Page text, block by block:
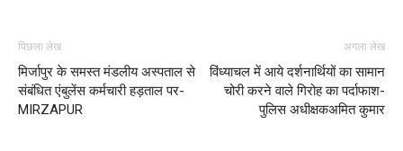
पिछला लेख
मिर्जापुर के समस्त मंडलीय अस्पताल से
संबंधित एंबुलेंस कर्मचारी हड़ताल पर-
MIRZAPUR
अगला लेख
विंध्याचल में आये दर्शनार्थियों का सामान
चोरी करने वाले गिरोह का पर्दाफाश-
पुलिस अधीक्षकअमित कुमार